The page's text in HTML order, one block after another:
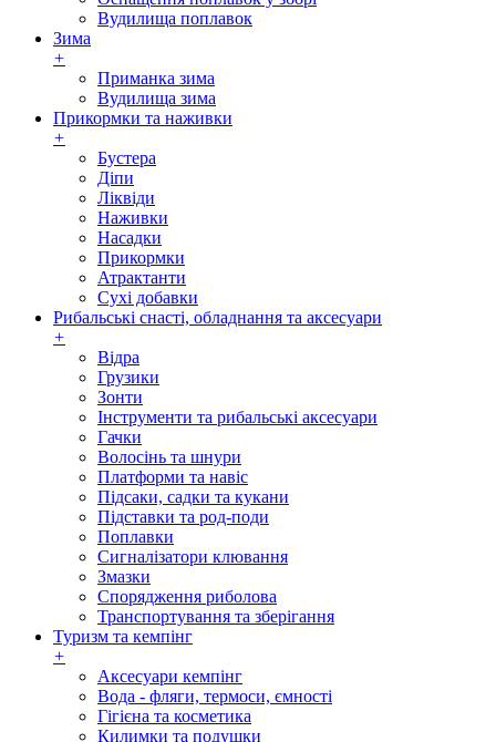
Вудилища поплавок
Зима
+
Приманка зима
Вудилища зима
Прикормки та наживки
+
Бустера
Діпи
Ліквіди
Наживки
Насадки
Прикормки
Атрактанти
Сухі добавки
Рибальські снасті, обладнання та аксесуари
+
Відра
Грузики
Зонти
Інструменти та рибальські аксесуари
Гачки
Волосінь та шнури
Платформи та навіс
Підсаки, садки та кукани
Підставки та род-поди
Поплавки
Сигналізатори клювання
Змазки
Спорядження риболова
Транспортування та зберігання
Туризм та кемпінг
+
Аксесуари кемпінг
Вода - фляги, термоси, ємності
Гігієна та косметика
Килимки та подушки